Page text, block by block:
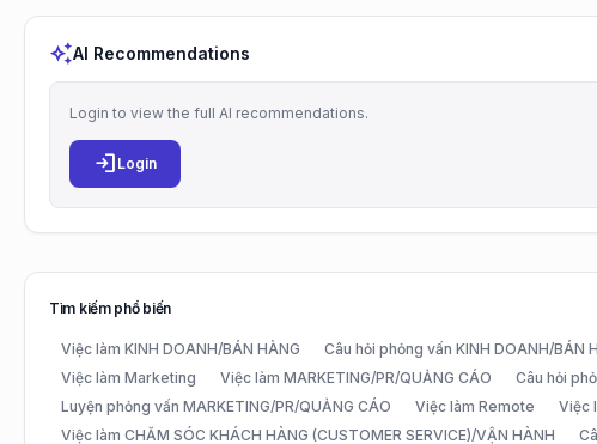
auto_awesomeAI Recommendations
Login to view the full AI recommendations.
login Login
Tìm kiếm phổ biến
Việc làm KINH DOANH/BÁN HÀNG Câu hỏi phỏng vấn KINH DOANH/BÁN
Việc làm Marketing
Việc làm MARKETING/PR/QUẢNG CÁO
Câu hỏi
Luyện phỏng vấn MARKETING/PR/QUẢNG CÁO
Việc làm Remote
Việc
Việc làm CHĂM SÓC KHÁCH HÀNG (CUSTOMER SERVICE)/VẬN HÀNH